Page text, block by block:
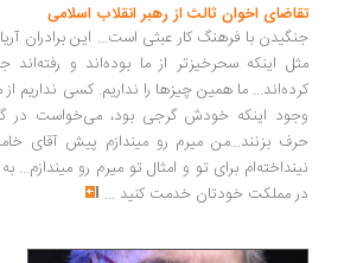
اخوان ثالث از رهبر انقلاب اسلامی
با فرهنگ کار عبثی است... این برادران آریایی ما و
اینکه سحرخیزتر از ما بوده‌اند و رفته‌اند
ما همین چیزها را نداریم. کسی نداریم از ما
اینکه خودش گرجی بود، می‌خواست در
بزنند...من میرم رو میندازم پیش آقای
برای تو و امثال تو میرم رو میندازم... به شرطی
مملکت خودتان خدمت کنید...